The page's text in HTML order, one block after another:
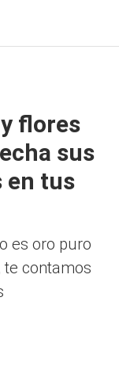
flores
sus
en tus
es oro puro
te contamos